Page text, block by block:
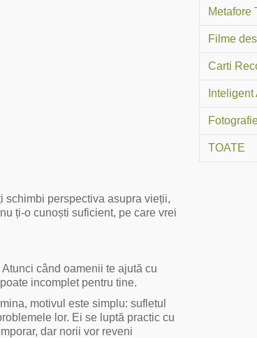
schimbi perspectiva asupra vieții,
ți-o cunoști suficient, pe care vrei
când oamenii te ajută cu
incomplet pentru tine.
motivul este simplu: sufletul
lor. Ei se luptă practic cu
dar norii vor reveni
Metafore
Filme
Carti
TOATE